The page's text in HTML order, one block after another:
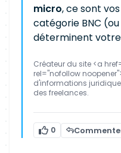
micro, ce sont
catégorie BNC
déterminent
Créateur du site <a
rel="nofollow
d'informations
des freelances.
0